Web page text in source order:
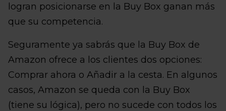
logran posicionarse en la Buy Box ganan más
que su competencia.
Seguramente ya sabrás que la Buy Box de
Amazon ofrece a los clientes dos opciones:
Comprar ahora o Añadir a la cesta. En algunos
casos, Amazon se queda con la Buy Box
(tiene su lógica), pero no sucede con todos los